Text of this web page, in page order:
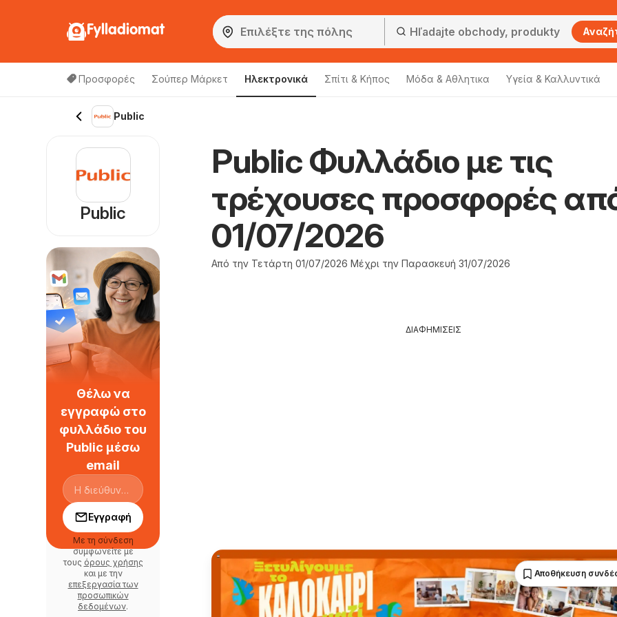
Fylladiomat
Προσφορές Σούπερ Μάρκετ Hλεκτρονικά Σπίτι & Κήπος Μόδα & Aθλητικα Υγεία & Καλλυντικά
Public
Public Φυλλάδιο με τις
τρέχουσες προσφορές
01/07/2026
Από την Τετάρτη 01/07/2026 Μέχρι την Παρασκευή 31/07/2026
ΔΙΑΦΗΜΙΣΕΙΣ
Αποθήκευση
Public
Θέλω να
εγγραφώ στο
φυλλάδιο του
Public μέσω
email
Εγγραφή
Με τη σύνδεση
συμφωνείτε με
τους όρους χρήσης
και με την
επεξεργασία των
προσωπικών
δεδομένων.